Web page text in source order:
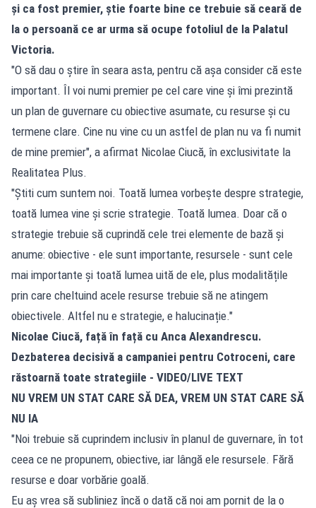
și ca fost premier, știe foarte bine ce trebuie să ceară de
la o persoană ce ar urma să ocupe fotoliul de la Palatul
Victoria.
"O să dau o știre în seara asta, pentru că așa consider că este
important. Îl voi numi premier pe cel care vine și îmi prezintă
un plan de guvernare cu obiective asumate, cu resurse și cu
termene clare. Cine nu vine cu un astfel de plan nu va fi numit
de mine premier", a afirmat Nicolae Ciucă, în exclusivitate la
Realitatea Plus.
"Știti cum suntem noi. Toată lumea vorbește despre strategie,
toată lumea vine și scrie strategie. Toată lumea. Doar că o
strategie trebuie să cuprindă cele trei elemente de bază și
anume: obiective - ele sunt importante, resursele - sunt cele
mai importante și toată lumea uită de ele, plus modalitățile
prin care cheltuind acele resurse trebuie să ne atingem
obiectivele. Altfel nu e strategie, e halucinație."
Nicolae Ciucă, față în față cu Anca Alexandrescu.
Dezbaterea decisivă a campaniei pentru Cotroceni, care
răstoarnă toate strategiile - VIDEO/LIVE TEXT
NU VREM UN STAT CARE SĂ DEA, VREM UN STAT CARE SĂ
NU IA
"Noi trebuie să cuprindem inclusiv în planul de guvernare, în tot
ceea ce ne propunem, obiective, iar lângă ele resursele. Fără
resurse e doar vorbărie goală.
Eu aș vrea să subliniez încă o dată că noi am pornit de la o